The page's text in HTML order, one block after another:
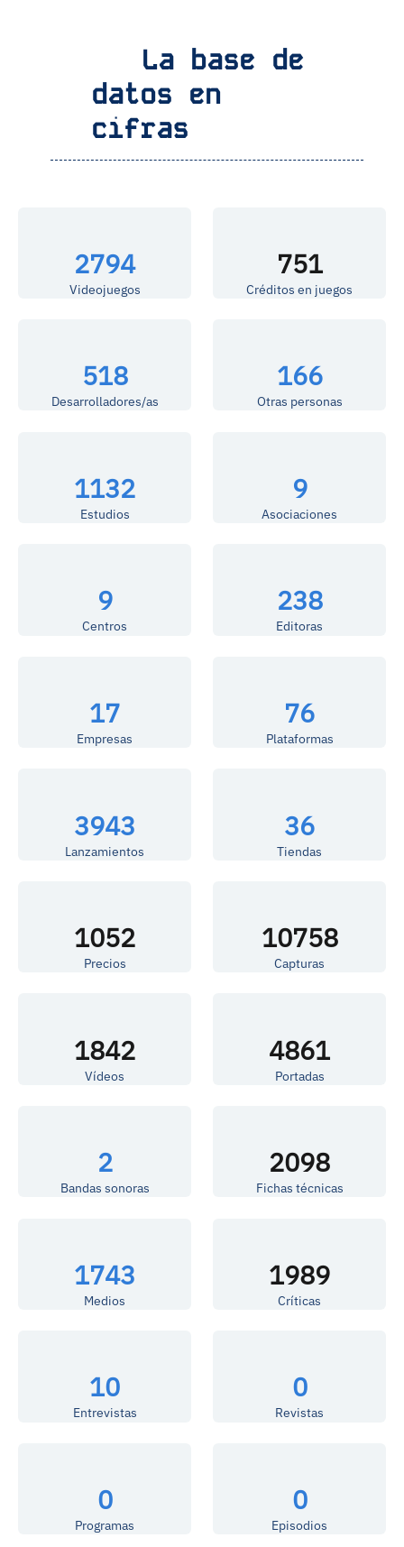
La base de
datos en
cifras
2794
Videojuegos
751
Créditos en juegos
518
Desarrolladores/as
166
Otras personas
1132
Estudios
9
Asociaciones
9
Centros
238
Editoras
17
Empresas
76
Plataformas
3943
Lanzamientos
36
Tiendas
1052
Precios
10758
Capturas
1842
Vídeos
4861
Portadas
2
Bandas sonoras
2098
Fichas técnicas
1743
Medios
1989
Críticas
10
Entrevistas
0
Revistas
0
Programas
0
Episodios